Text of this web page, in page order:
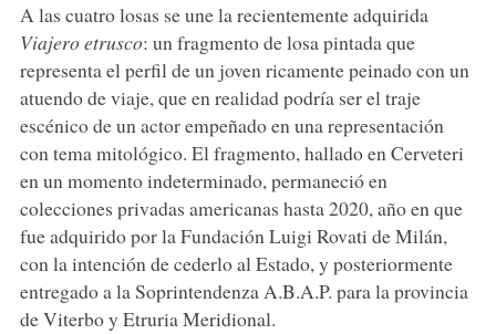
A las cuatro losas se une la recientemente adquirida
Viajero etrusco: un fragmento de losa pintada que
representa el perfil de un joven ricamente peinado con un
atuendo de viaje, que en realidad podría ser el traje
escénico de un actor empeñado en una representación
con tema mitológico. El fragmento, hallado en Cerveteri
en un momento indeterminado, permaneció en
colecciones privadas americanas hasta 2020, año en que
fue adquirido por la Fundación Luigi Rovati de Milán,
con la intención de cederlo al Estado, y posteriormente
entregado a la Soprintendenza A.B.A.P. para la provincia
de Viterbo y Etruria Meridional.